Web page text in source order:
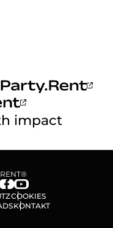
impact
COOKIES
KONTAKT